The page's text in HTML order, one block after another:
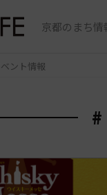
京都のまち情
ント情報